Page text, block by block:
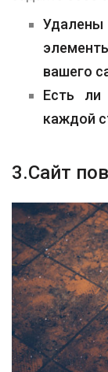
вашего
Есть ли
каждой
3.Сайт